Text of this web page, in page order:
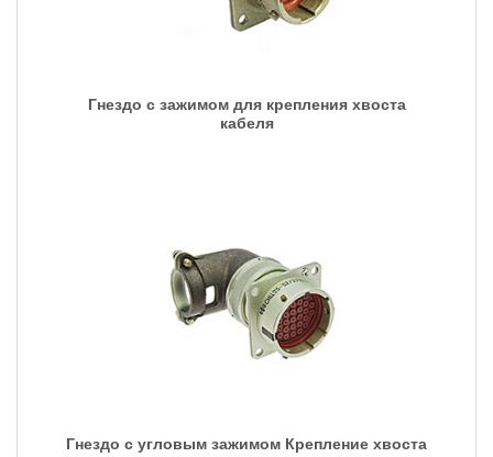
Гнездо с зажимом для крепления хвоста
кабеля
Гнездо с угловым зажимом Крепление хвоста